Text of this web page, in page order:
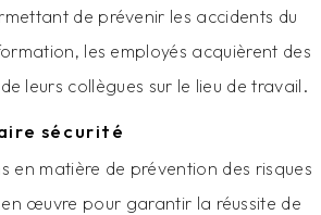
de prévenir les accidents du
les employés acquièrent des
leurs collègues sur le lieu de travail.
sécurité
en matière de prévention des risques
œuvre pour garantir la réussite de